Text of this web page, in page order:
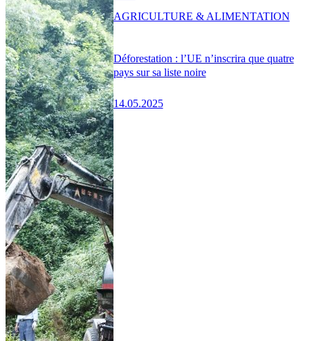
Déforestation : l’UE n’inscrira que quatre
pays sur sa liste noire
14.05.2025
AGRICULTURE & ALIMENTATION